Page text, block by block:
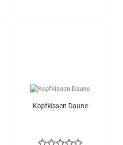
Kopfkissen Daune